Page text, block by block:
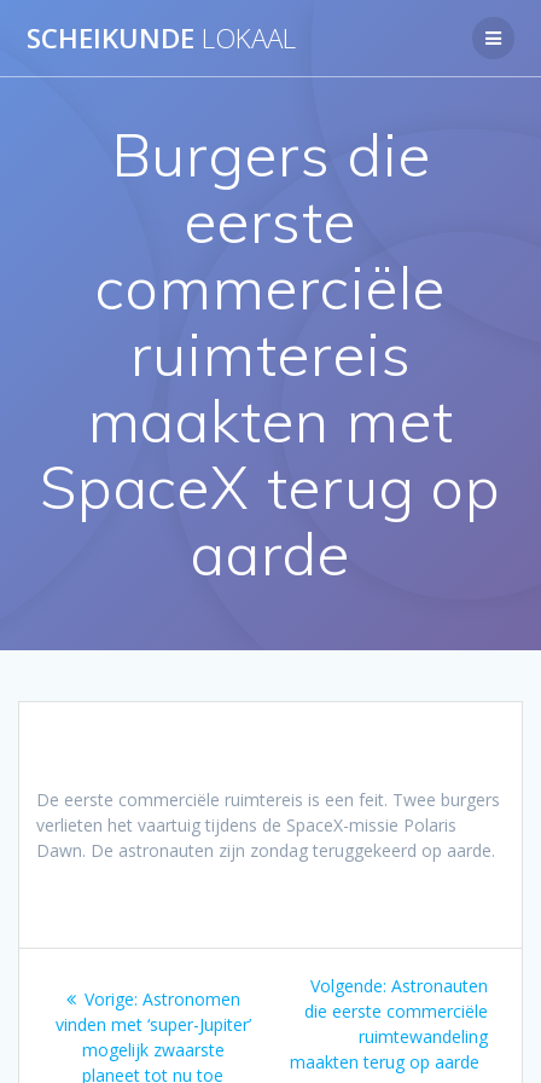
naar
SCHEIKUNDE LOKAAL
Burgers die
eerste
commerciële
ruimtereis
maakten met
SpaceX terug op
aarde
De eerste commerciële ruimtereis is een feit. Twee burgers
verlieten het vaartuig tijdens de SpaceX-missie Polaris
Dawn. De astronauten zijn zondag teruggekeerd op aarde.
navigatie
Vorige: Vorig
bericht:
Astronomen
vinden met ‘super-Jupiter’
mogelijk zwaarste
planeet tot nu toe
Volgende: Volgend
bericht:
Astronauten
die eerste commerciële
ruimtewandeling
maakten terug op aarde